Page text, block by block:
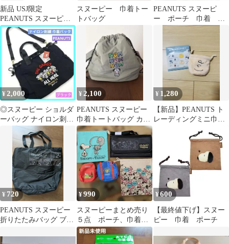
新品 USJ限定
PEANUTS スヌーピー
巾着バッグ
スヌーピー 巾着トー
トバッグ
PEANUTS スヌーピ
ー ポーチ 巾着 ク
ッキー ピーナッツ
¥2,000
◎スヌーピー ショルダ
ーバッグ ナイロン刺繍
巾着バッグ ブラック 未
使用 c
¥ 2,100
PEANUTS スヌーピー
巾着トートバッグ カー
キ
¥ 1,280
【新品】PEANUTS ト
レーディングミニ巾
着 チャーリーブラウ
¥ 720
PEANUTS スヌーピー
折りたたみバッグ ブラ
¥990
スヌーピーまとめ売り
５点 ポーチ、巾着、
ケース
¥600
【最終値下げ】スヌー
ピー 巾着 ポーチ